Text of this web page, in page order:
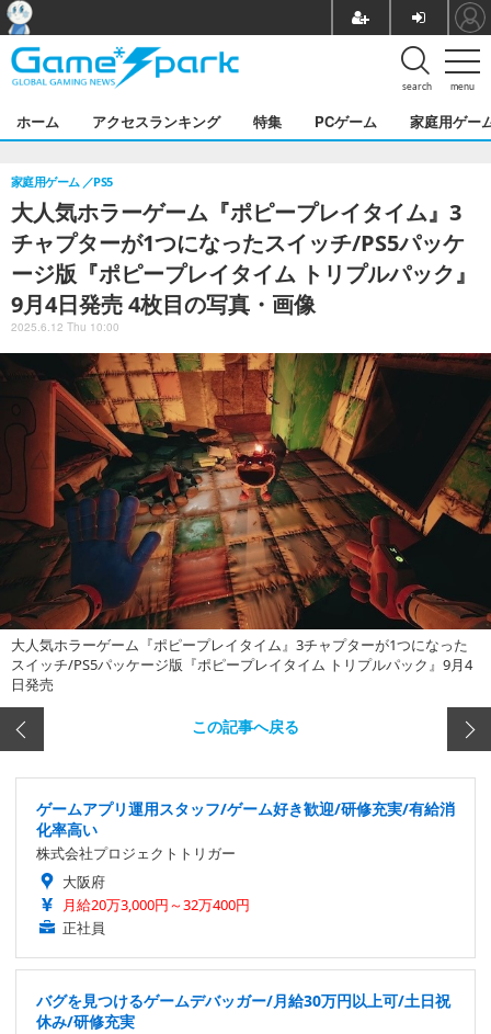
menu
search
ホーム アクセスランキング 特集 PCゲーム 家庭用ゲー
大人気ホラーゲーム『ポピープレイタイム』3
チャプターが1つになったスイッチ/PS5パッケ
ージ版『ポピープレイタイム トリプルパック』
9月4日発売 4枚目の写真・画像
家庭用ゲーム PS5
2025.6.12 Thu 10:00
大人気ホラーゲーム『ポピープレイタイム』3チャプターが1つになった
スイッチ/PS5パッケージ版『ポピープレイタイム トリプルパック』9月4
日発売
この記事へ戻る
ゲームアプリ運用スタッフ/ゲーム好き歓迎/研修充実/有給消
化率高い
株式会社プロジェクトトリガー
大阪府
月給20万3,000円～32万400円
正社員
バグを見つけるゲームデバッガー/月給30万円以上可/土日祝
休み/研修充実